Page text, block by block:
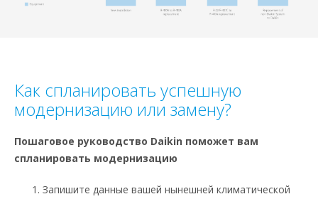
Как спланировать успешную
модернизацию или замену?
Пошаговое руководство Daikin поможет вам
спланировать модернизацию
Запишите данные вашей нынешней климатической